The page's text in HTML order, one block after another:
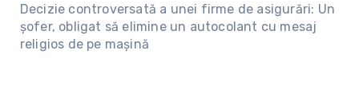
Decizie controversată a unei firme de asigurări: Un
șofer, obligat să elimine un autocolant cu mesaj
religios de pe mașină